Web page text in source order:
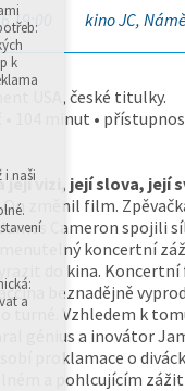
19:00 kino JC,
USA, české titulky.
• 104 minut •
její vizi, její slova, její
změnil film.
Cameron spojili
koncertní
do kina.
beznadějně
turné. Vzhledem k
génius a inovátor
proklamace o
a pohlcujícím
k
i naši
a